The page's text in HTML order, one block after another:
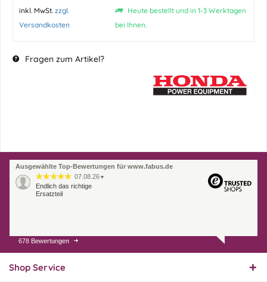
inkl. MwSt. zzgl.
Versandkosten
Heute bestellt und in 1-3 Werktagen
bei Ihnen.
Fragen zum Artikel?
Ausgewählte Top-Bewertungen für www.fabus.de
07.08.26 ▼
Endlich das richtige
Ersatzteil
01.08.26
Innerhalb 2 Tagen Ware
678 Bewertungen
Shop Service